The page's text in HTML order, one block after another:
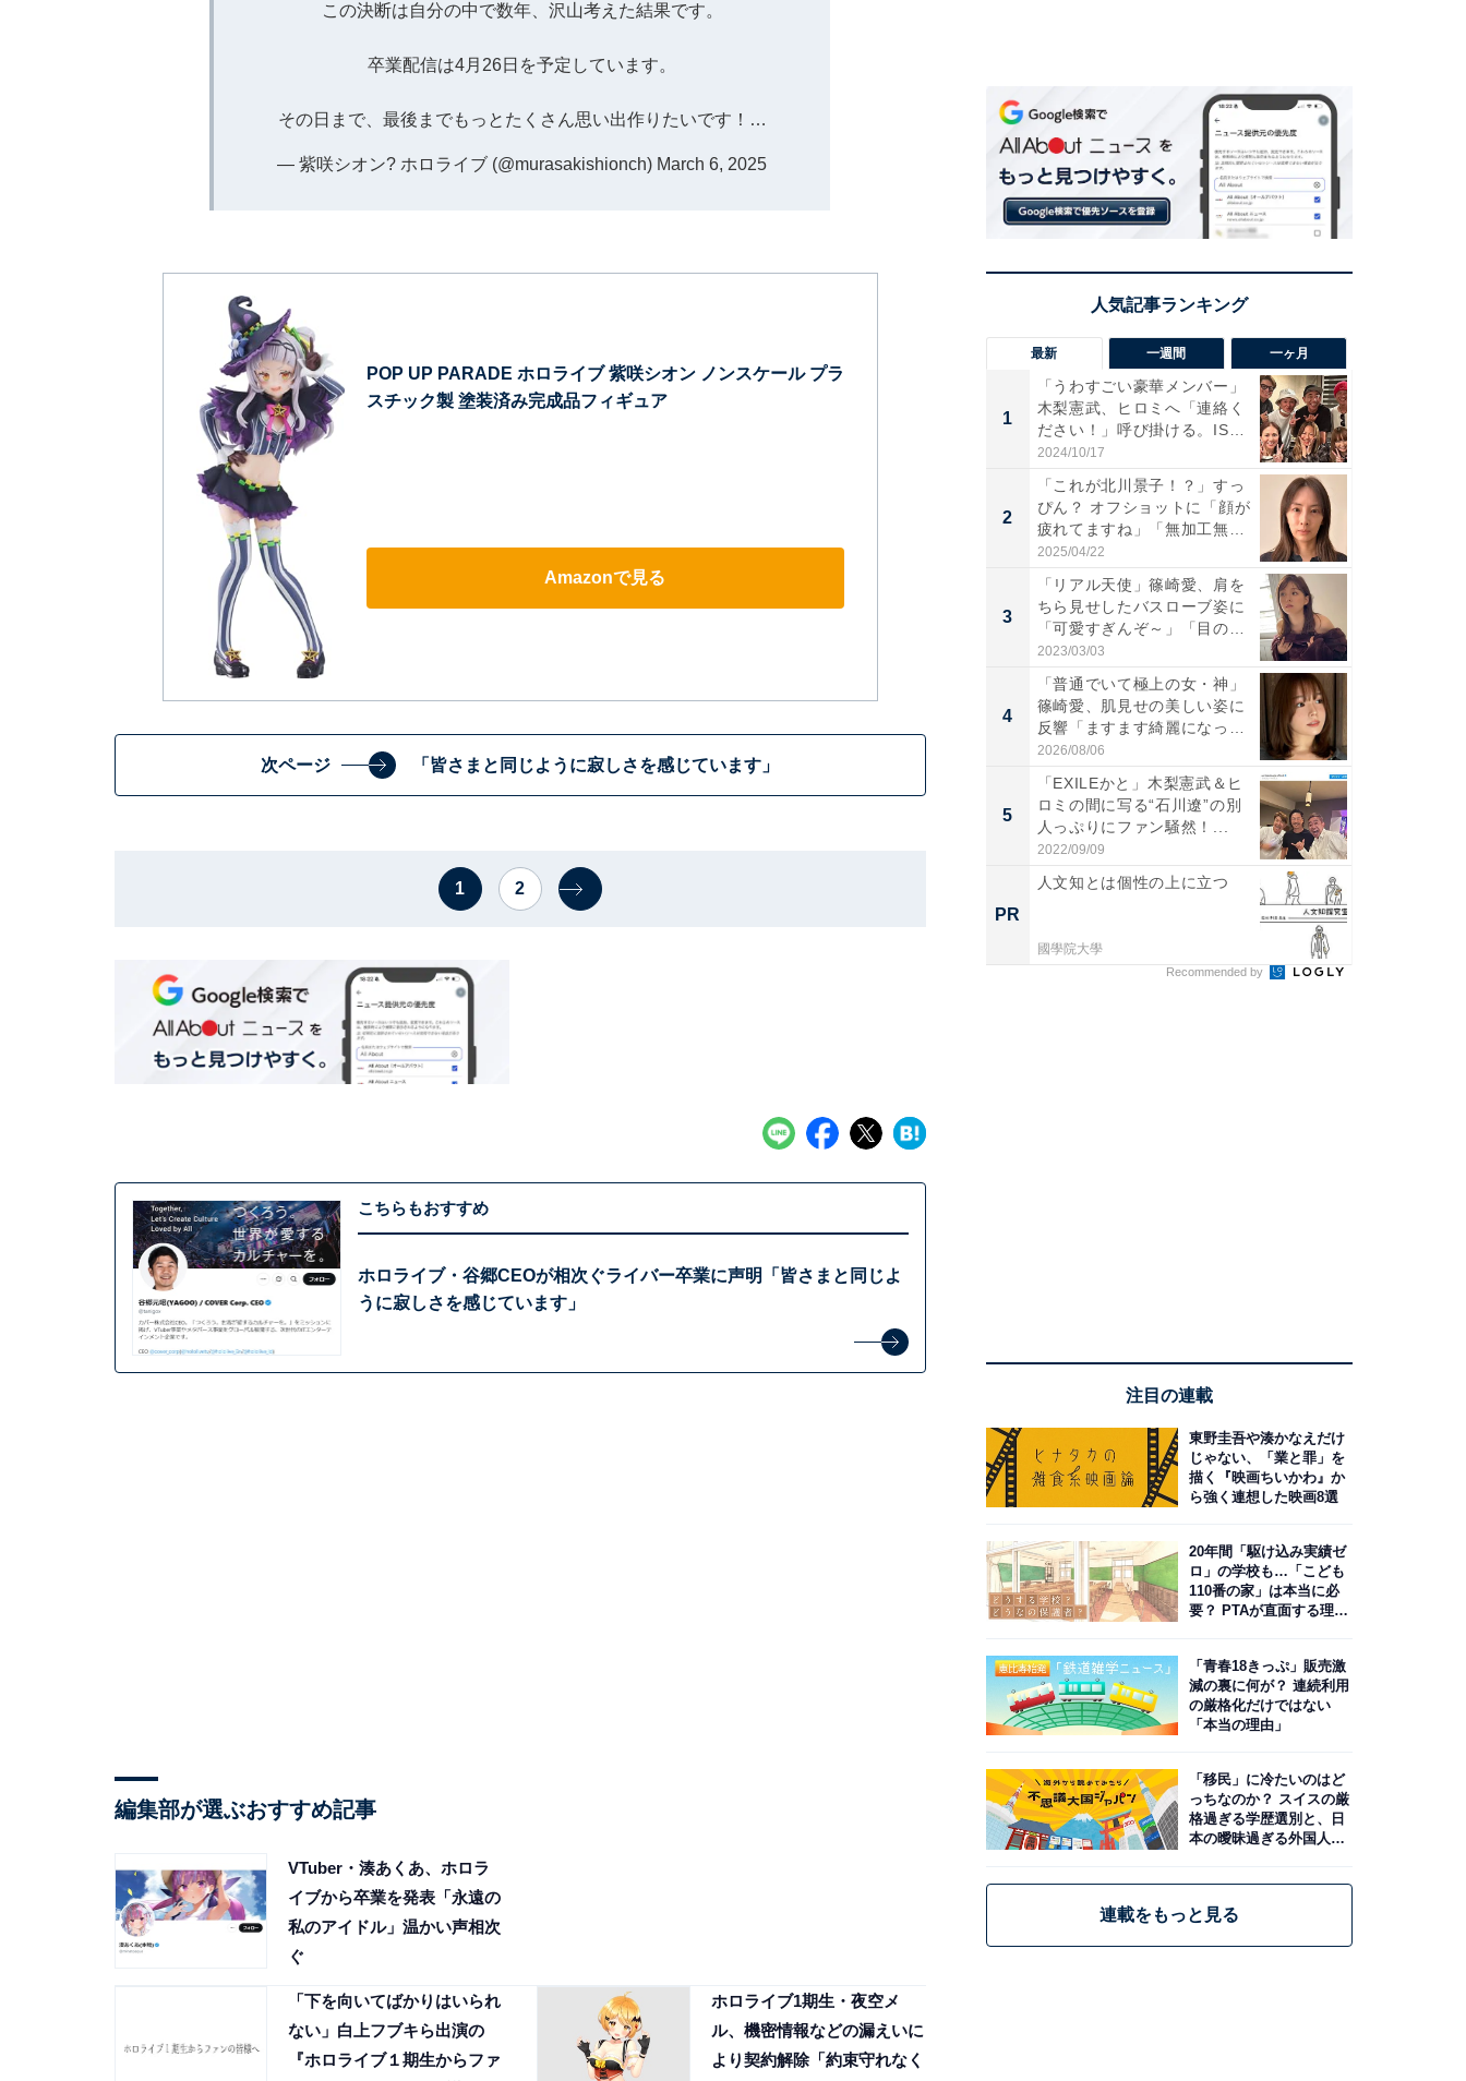
この決断は自分の中で数年、沢山考えた結果です。
卒業配信は4月26日を予定しています。
その日まで、最後までもっとたくさん思い出作りたいです！…
— 紫咲シオン? ホロライブ (@murasakishionch) March 6, 2025
POP UP PARADE ホロライブ 紫咲シオン ノンスケール プラ
スチック製 塗装済み完成品フィギュア
Amazonで見る
次ページ 「皆さまと同じように寂しさを感じています」
1 2
こちらもおすすめ
ホロライブ・谷郷CEOが相次ぐライバー卒業に声明「皆さまと同じよ
うに寂しさを感じています」
編集部が選ぶおすすめ記事
VTuber・湊あくあ、ホロラ
イブから卒業を発表「永遠の
私のアイドル」温かい声相次
ぐ
「下を向いてばかりはいられ
ない」白上フブキら出演の
『ホロライブ１期生からファ
ホロライブ1期生・夜空メ
ル、機密情報などの漏えいに
より契約解除「約束守れなく
最新 一週間 一ヶ月
1
「うわすごい豪華メンバー」
木梨憲武、ヒロミへ「連絡く
ださい！」呼び掛ける。IS
S...
2024/10/17
2
「これが北川景子！？」すっ
ぴん？ オフショットに「顔が
疲れてますね」「無加工無
表...
2025/04/22
3
「リアル天使」篠崎愛、肩を
ちら見せしたバスローブ姿に
「可愛すぎんぞ～」「目の表
情...
2023/03/03
4
「普通でいて極上の女・神」
篠崎愛、肌見せの美しい姿に
反響「ますます綺麗になって
い...
2026/08/06
5
「EXILEかと」木梨憲武＆ヒ
ロミの間に写る“石川遼”の別
人っぷりにファン騒然！...
2022/09/09
PR
人文知とは個性の上に立つ
國學院大學
Recommended by
注目の連載
東野圭吾や湊かなえだけ
じゃない、「業と罪」を
描く『映画ちいかわ』か
ら強く連想した映画8選
20年間「駆け込み実績ゼ
ロ」の学校も…「こども
110番の家」は本当に必
要？ PTAが直面する理想
「青春18きっぷ」販売激
減の裏に何が？ 連続利用
の厳格化だけではない
「本当の理由」
「移民」に冷たいのはど
っちなのか？ スイスの厳
格過ぎる学歴選別と、日
本の曖昧過ぎる外国人政
連載をもっと見る